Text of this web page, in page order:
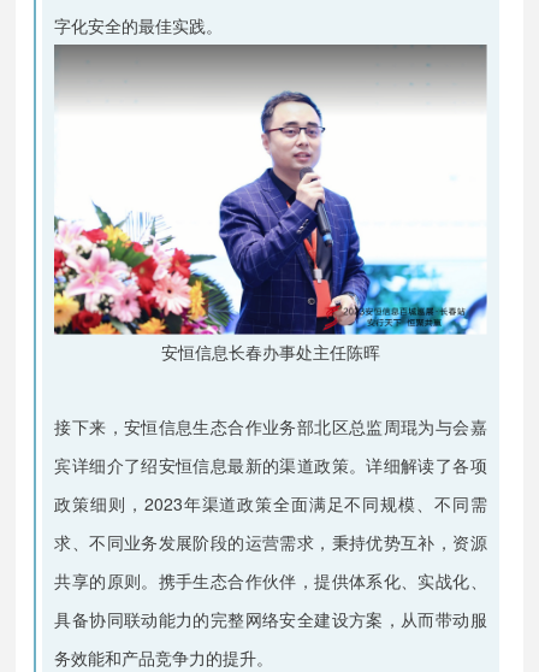
字化安全的最佳实践。
安恒信息长春办事处主任陈晖
接下来，安恒信息生态合作业务部北区总监周琨为与会嘉
宾详细介了绍安恒信息最新的渠道政策。详细解读了各项
政策细则，2023年渠道政策全面满足不同规模、不同需
求、不同业务发展阶段的运营需求，秉持优势互补，资源
共享的原则。携手生态合作伙伴，提供体系化、实战化、
具备协同联动能力的完整网络安全建设方案，从而带动服
务效能和产品竞争力的提升。